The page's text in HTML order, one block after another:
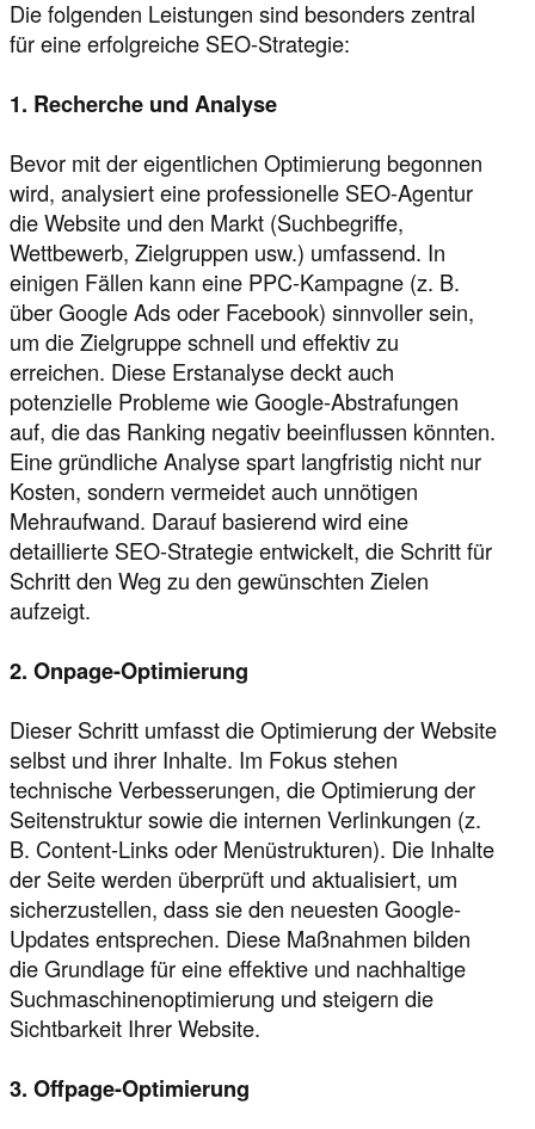
Die folgenden Leistungen sind besonders zentral
für eine erfolgreiche SEO-Strategie:
1. Recherche und Analyse
Bevor mit der eigentlichen Optimierung begonnen
wird, analysiert eine professionelle SEO-Agentur
die Website und den Markt (Suchbegriffe,
Wettbewerb, Zielgruppen usw.) umfassend. In
einigen Fällen kann eine PPC-Kampagne (z. B.
über Google Ads oder Facebook) sinnvoller sein,
um die Zielgruppe schnell und effektiv zu
erreichen. Diese Erstanalyse deckt auch
potenzielle Probleme wie Google-Abstrafungen
auf, die das Ranking negativ beeinflussen könnten.
Eine gründliche Analyse spart langfristig nicht nur
Kosten, sondern vermeidet auch unnötigen
Mehraufwand. Darauf basierend wird eine
detaillierte SEO-Strategie entwickelt, die Schritt für
Schritt den Weg zu den gewünschten Zielen
aufzeigt.
2. Onpage-Optimierung
Dieser Schritt umfasst die Optimierung der Website
selbst und ihrer Inhalte. Im Fokus stehen
technische Verbesserungen, die Optimierung der
Seitenstruktur sowie die internen Verlinkungen (z.
B. Content-Links oder Menüstrukturen). Die Inhalte
der Seite werden überprüft und aktualisiert, um
sicherzustellen, dass sie den neuesten Google-
Updates entsprechen. Diese Maßnahmen bilden
die Grundlage für eine effektive und nachhaltige
Suchmaschinenoptimierung und steigern die
Sichtbarkeit Ihrer Website.
3. Offpage-Optimierung